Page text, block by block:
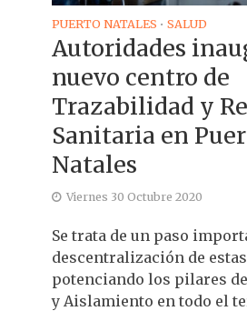
PUERTO NATALES • SALUD
Autoridades
nuevo centro de
Trazabilidad y
Sanitaria en
Natales
Viernes 30 Octubre 2020
Se trata de un paso
descentralización de
potenciando los pilares
y Aislamiento en todo el